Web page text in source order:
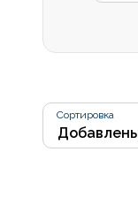
Сортировка